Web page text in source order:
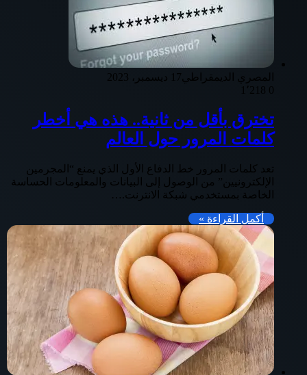
المصري الديمقراطي17 ديسمبر، 2023
0
تخترق بأقل من ثانية.. هذه هي أخطر
كلمات المرور حول العالم
تعد كلمات المرور خط الدفاع الأول الذي يمنع “المجرمين
الإلكترونيين” من الوصول إلى البيانات والمعلومات الحساسة
الخاصة بمستخدمي شبكة الانترنت.…
أكمل القراءة »